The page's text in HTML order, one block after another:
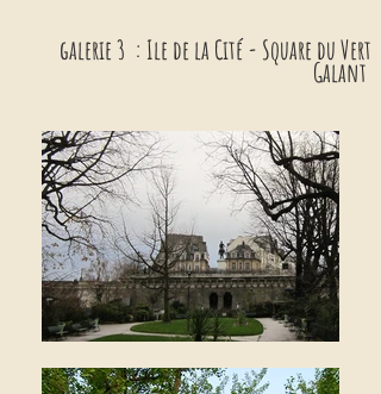
galerie 3 : Ile de la Cité - Square du Vert
Galant